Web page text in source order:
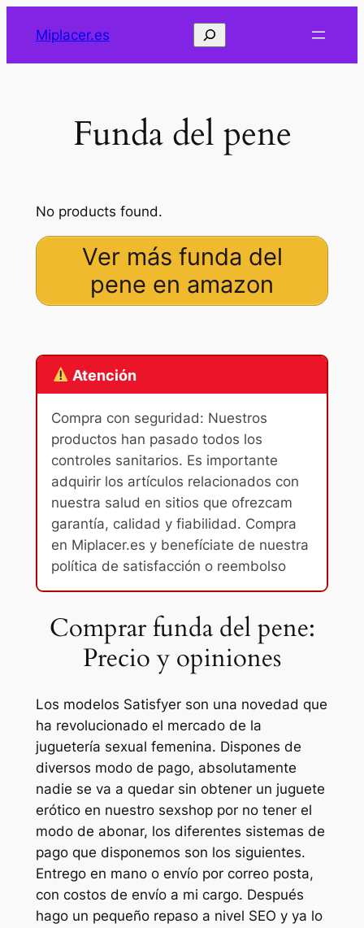
Miplacer.es Buscar
Funda del pene
No products found.
Ver más funda del
pene en amazon
Atención
Compra con seguridad: Nuestros
productos han pasado todos los
controles sanitarios. Es importante
adquirir los artículos relacionados con
nuestra salud en sitios que ofrezcam
garantía, calidad y fiabilidad. Compra
en Miplacer.es y benefíciate de nuestra
política de satisfacción o reembolso
Comprar funda del pene:
Precio y opiniones
Los modelos Satisfyer son una novedad que
ha revolucionado el mercado de la
juguetería sexual femenina. Dispones de
diversos modo de pago, absolutamente
nadie se va a quedar sin obtener un juguete
erótico en nuestro sexshop por no tener el
modo de abonar, los diferentes sistemas de
pago que disponemos son los siguientes.
Entrego en mano o envío por correo posta,
con costos de envío a mi cargo. Después
hago un pequeño repaso a nivel SEO y ya lo